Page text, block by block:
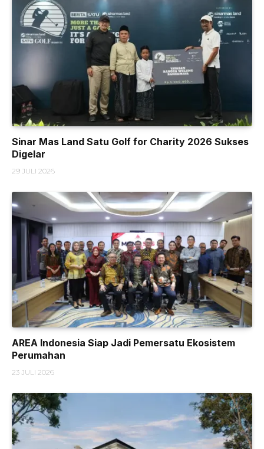
Sinar Mas Land Satu Golf for Charity 2026 Sukses
Digelar
29 JULI 2026
AREA Indonesia Siap Jadi Pemersatu Ekosistem
Perumahan
23 JULI 2026